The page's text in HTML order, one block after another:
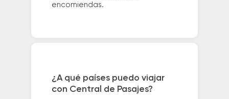
encomiendas.
¿A qué países puedo viajar
con Central de Pasajes?